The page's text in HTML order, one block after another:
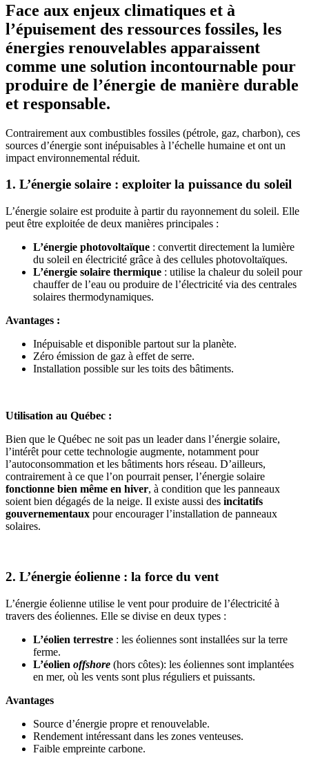
Face aux enjeux climatiques et à
l’épuisement des ressources fossiles, les
énergies renouvelables apparaissent
comme une solution incontournable pour
produire de l’énergie de manière durable
et responsable.
Contrairement aux combustibles fossiles (pétrole, gaz, charbon), ces
sources d’énergie sont inépuisables à l’échelle humaine et ont un
impact environnemental réduit.
1. L’énergie solaire : exploiter la puissance du soleil
L’énergie solaire est produite à partir du rayonnement du soleil. Elle
peut être exploitée de deux manières principales :
L’énergie photovoltaïque : convertit directement la lumière
du soleil en électricité grâce à des cellules photovoltaïques.
L’énergie solaire thermique : utilise la chaleur du soleil pour
chauffer de l’eau ou produire de l’électricité via des centrales
solaires thermodynamiques.
Avantages :
Inépuisable et disponible partout sur la planète.
Zéro émission de gaz à effet de serre.
Installation possible sur les toits des bâtiments.
Utilisation au Québec :
Bien que le Québec ne soit pas un leader dans l’énergie solaire,
l’intérêt pour cette technologie augmente, notamment pour
l’autoconsommation et les bâtiments hors réseau. D’ailleurs,
contrairement à ce que l’on pourrait penser, l’énergie solaire
fonctionne bien même en hiver, à condition que les panneaux
soient bien dégagés de la neige. Il existe aussi des incitatifs
gouvernementaux pour encourager l’installation de panneaux
solaires.
2. L’énergie éolienne : la force du vent
L’énergie éolienne utilise le vent pour produire de l’électricité à
travers des éoliennes. Elle se divise en deux types :
L’éolien terrestre : les éoliennes sont installées sur la terre
ferme.
L’éolien offshore (hors côtes): les éoliennes sont implantées
en mer, où les vents sont plus réguliers et puissants.
Avantages
Source d’énergie propre et renouvelable.
Rendement intéressant dans les zones venteuses.
Faible empreinte carbone.